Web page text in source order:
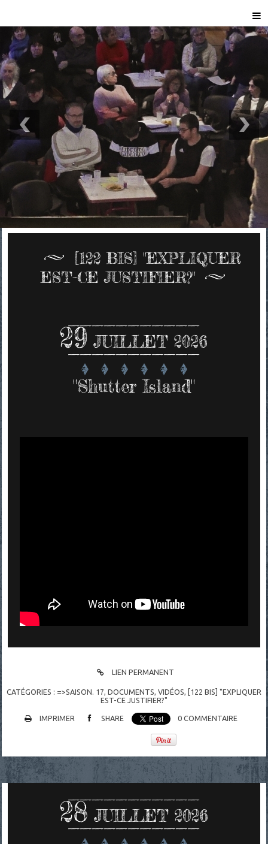
[122 BIS] "EXPLIQUER
EST-CE JUSTIFIER?"
29 JUILLET 2026
"Shutter Island"
LIEN PERMANENT
CATÉGORIES : =>SAISON. 17 DOCUMENTS VIDÉOS
[122 BIS] "EXPLIQUER
EST-CE JUSTIFIER?"
IMPRIMER SHARE 0 COMMENTAIRE
28 JUILLET 2026